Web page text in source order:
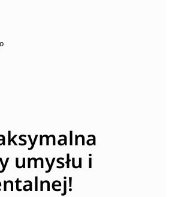
umysłu i